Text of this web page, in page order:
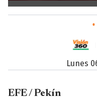
•
lunes
EFE / Pekín